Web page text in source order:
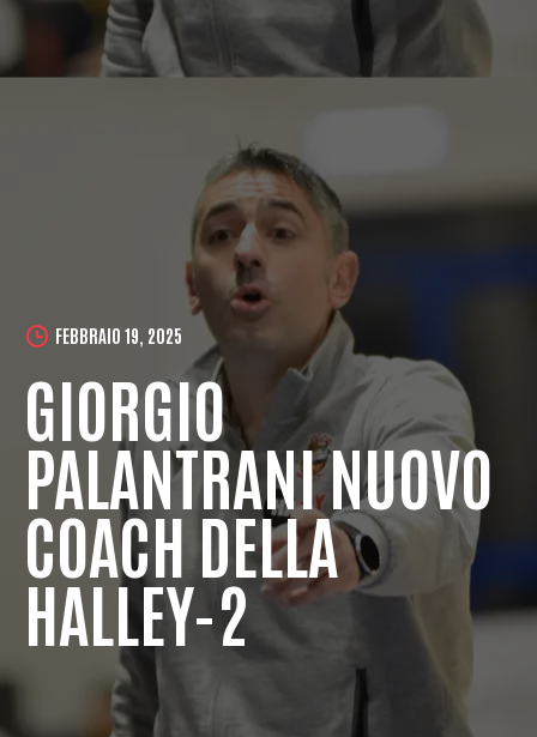
FEBBRAIO 19, 2025
GIORGIO
PALANTRANI NUOVO
COACH DELLA
HALLEY-2